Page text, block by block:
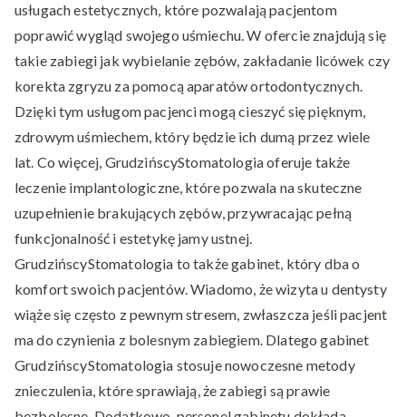
usługach estetycznych, które pozwalają pacjentom
poprawić wygląd swojego uśmiechu. W ofercie znajdują się
takie zabiegi jak wybielanie zębów, zakładanie licówek czy
korekta zgryzu za pomocą aparatów ortodontycznych.
Dzięki tym usługom pacjenci mogą cieszyć się pięknym,
zdrowym uśmiechem, który będzie ich dumą przez wiele
lat. Co więcej, GrudzińscyStomatologia oferuje także
leczenie implantologiczne, które pozwala na skuteczne
uzupełnienie brakujących zębów, przywracając pełną
funkcjonalność i estetykę jamy ustnej.
GrudzińscyStomatologia to także gabinet, który dba o
komfort swoich pacjentów. Wiadomo, że wizyta u dentysty
wiąże się często z pewnym stresem, zwłaszcza jeśli pacjent
ma do czynienia z bolesnym zabiegiem. Dlatego gabinet
GrudzińscyStomatologia stosuje nowoczesne metody
znieczulenia, które sprawiają, że zabiegi są prawie